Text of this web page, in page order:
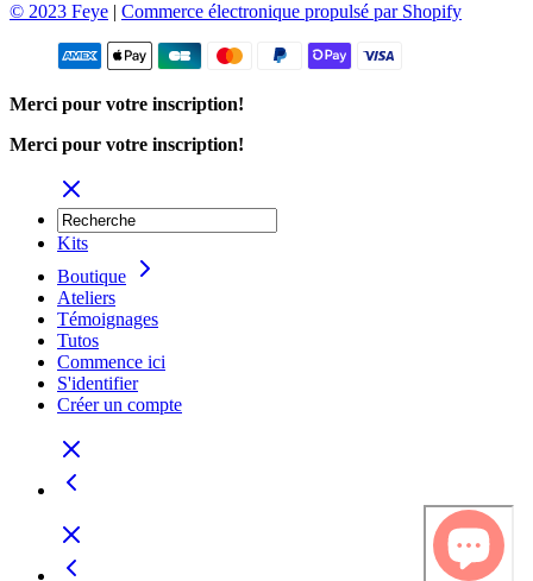
© 2023 Feye | Commerce électronique propulsé par Shopify
Merci pour votre inscription!
Merci pour votre inscription!
Kits
Boutique
Ateliers
Témoignages
Tutos
Commence ici
S'identifier
Créer un compte